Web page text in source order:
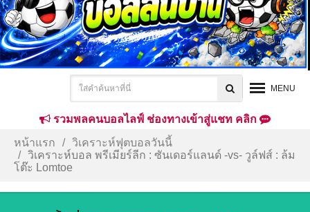
MENU
รวมพลคนบอลไลฟ์ ช่องทางเข้าสู่แชท คลิก
หน้าแรก
วิเคราะห์ฟุตบอลวันนี้
วิเคราะห์บอล พรีเมียร์ลีก : ซันเดอร์แลนด์ -vs- วูล์ฟส์ : ล้ม
โต๊ะ Lomtoe